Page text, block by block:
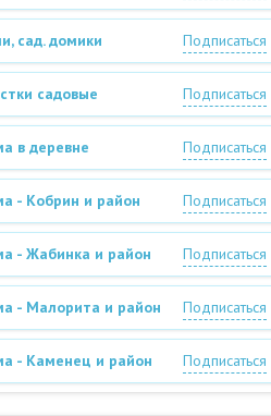
сад. домики Подписаться
садовые Подписаться
в деревне Подписаться
- Кобрин и район Подписаться
- Жабинка и район Подписаться
- Малорита и район Подписаться
- Каменец и район Подписаться